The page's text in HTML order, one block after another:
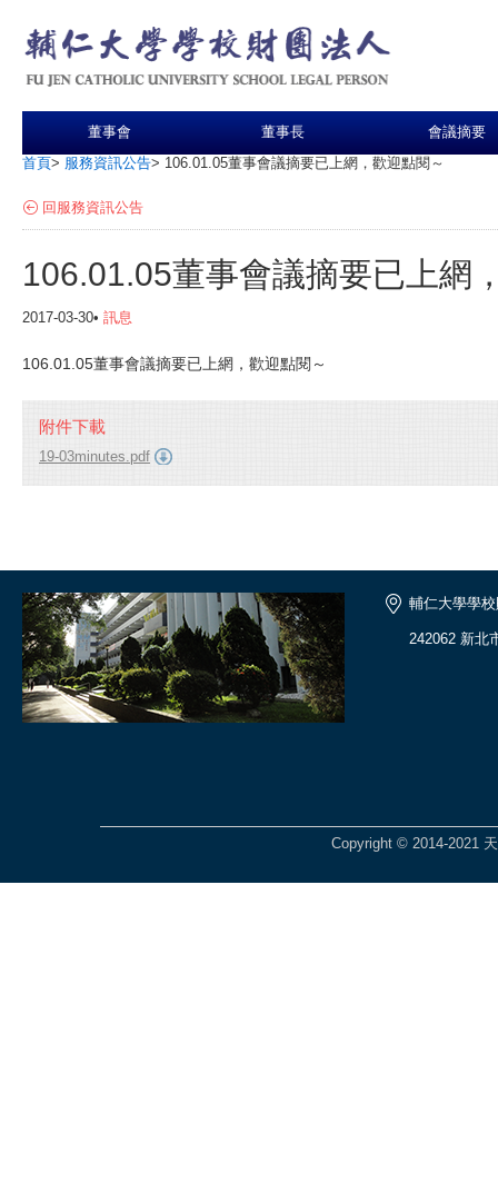
董事會 董事長 會議摘要
首頁> 服務資訊公告> 106.01.05董事會議摘要已上網，歡迎點閱～
回服務資訊公告
106.01.05董事會議摘要已上網
2017-03-30• 訊息
106.01.05董事會議摘要已上網，歡迎點閱～
附件下載
19-03minutes.pdf
輔仁大學學
242062 新北
Copyright © 2014-2021